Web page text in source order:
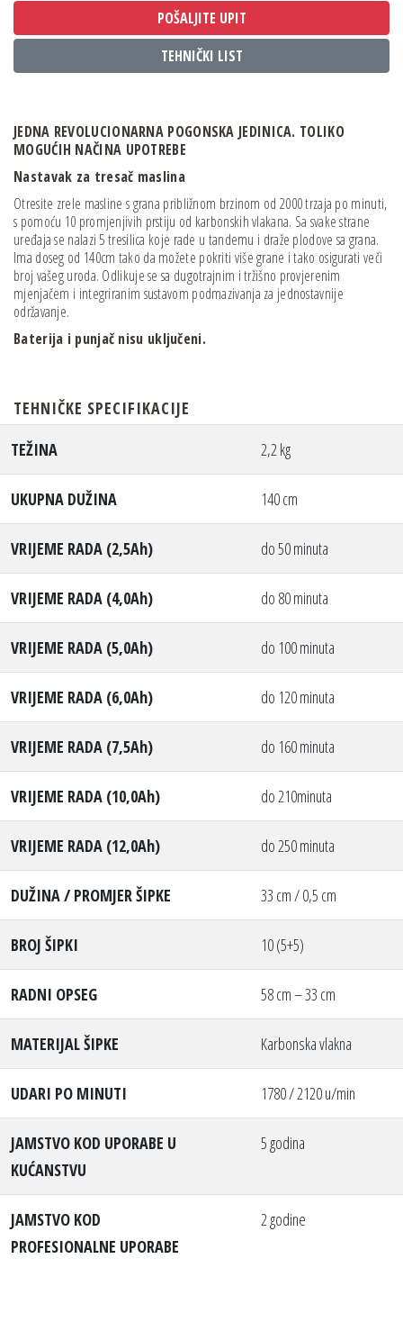
POŠALJITE UPIT
TEHNIČKI LIST
JEDNA REVOLUCIONARNA POGONSKA JEDINICA. TOLIKO
MOGUĆIH NAČINA UPOTREBE
Nastavak za tresač maslina
Otresite zrele masline s grana približnom brzinom od 2000 trzaja po minuti,
s pomoću 10 promjenjivih prstiju od karbonskih vlakana. Sa svake strane
uređaja se nalazi 5 tresilica koje rade u tandemu i draže plodove sa grana.
Ima doseg od 140cm tako da možete pokriti više grane i tako osigurati veči
broj vašeg uroda. Odlikuje se sa dugotrajnim i tržišno provjerenim
mjenjačem i integriranim sustavom podmazivanja za jednostavnije
održavanje.
Baterija i punjač nisu uključeni.
TEHNIČKE SPECIFIKACIJE
TEŽINA
2,2 kg
UKUPNA DUŽINA 140 cm
VRIJEME RADA (2,5Ah) do 50 minuta
VRIJEME RADA (4,0Ah) do 80 minuta
VRIJEME RADA (5,0Ah) do 100 minuta
VRIJEME RADA (6,0Ah) do 120 minuta
VRIJEME RADA (7,5Ah) do 160 minuta
VRIJEME RADA (10,0Ah) do 210minuta
VRIJEME RADA (12,0Ah) do 250 minuta
DUŽINA / PROMJER ŠIPKE 33 cm / 0,5 cm
BROJ ŠIPKI 10 (5+5)
RADNI OPSEG 58 cm – 33 cm
MATERIJAL ŠIPKE Karbonska vlakna
UDARI PO MINUTI 1780 / 2120 u/min
JAMSTVO KOD UPORABE U
KUĆANSTVU
5 godina
JAMSTVO KOD
PROFESIONALNE UPORABE
2 godine